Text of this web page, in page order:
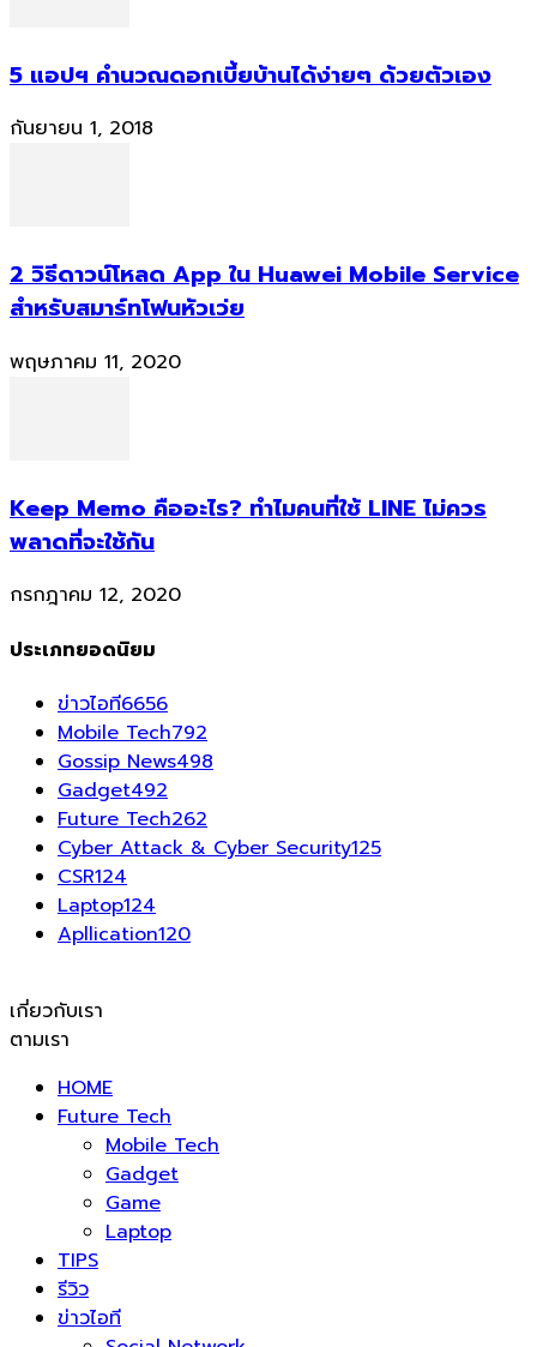
5 แอปฯ คำนวณดอกเบี้ยบ้านได้ง่ายๆ ด้วยตัวเอง
กันยายน 1, 2018
2 วิธีดาวน์โหลด App ใน Huawei Mobile Service
สำหรับสมาร์ทโฟนหัวเว่ย
พฤษภาคม 11, 2020
Keep Memo คืออะไร? ทำไมคนที่ใช้ LINE ไม่ควร
พลาดที่จะใช้กัน
กรกฎาคม 12, 2020
ประเภทยอดนิยม
ข่าวไอที6656
Mobile Tech792
Gossip News498
Gadget492
Future Tech262
Cyber Attack & Cyber Security125
CSR124
Laptop124
Apllication120
เกี่ยวกับเรา
ตามเรา
HOME
Future Tech
Mobile Tech
Gadget
Game
Laptop
TIPS
รีวิว
ข่าวไอที